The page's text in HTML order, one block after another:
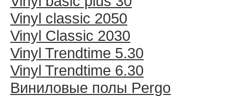
Vinyl classic 2050
Vinyl Classic 2030
Vinyl Trendtime 5.30
Vinyl Trendtime 6.30
Виниловые полы Pergo